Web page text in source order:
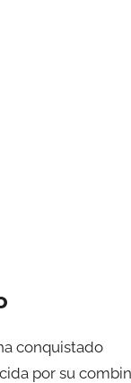
conquistado
por su